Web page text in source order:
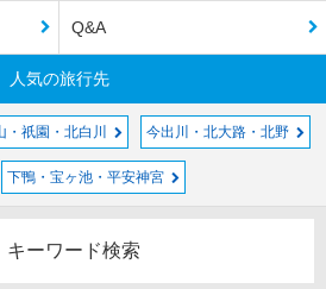
Q&A
人気の旅行先
・祇園・北白川 今出川・北大路・北野
下鴨・宝ヶ池・平安神宮
キーワード検索